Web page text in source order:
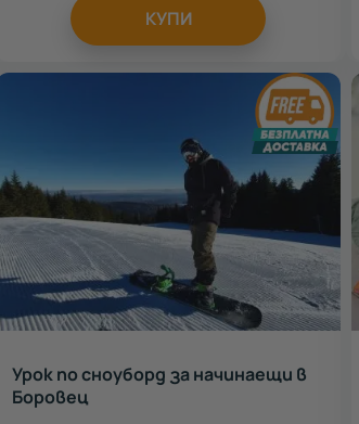
КУПИ
Урок по сноуборд за начинаещи в
Боровец